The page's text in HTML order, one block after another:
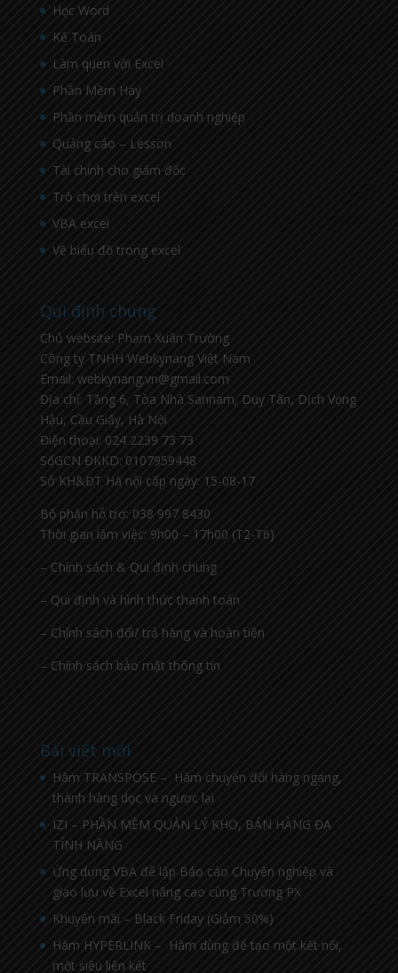
Học Word
Kế Toán
Làm quen với Excel
Phần Mềm Hay
Phần mềm quản trị doanh nghiệp
Quảng cáo – Lesson
Tài chính cho giám đốc
Trò chơi trên excel
VBA excel
Vẽ biểu đồ trong excel
Qui định chung
Chủ website: Phạm Xuân Trường
Công ty TNHH Webkynang Việt Nam
Email: webkynang.vn@gmail.com
Địa chỉ: Tầng 6, Tòa Nhà Sannam, Duy Tân, Dịch Vọng
Hậu, Cầu Giấy, Hà Nội
Điện thoại: 024 2239 73 73
SốGCN ĐKKD: 0107959448
Sở KH&ĐT Hà nội cấp ngày: 15-08-17
Bộ phận hỗ trợ: 038 997 8430
Thời gian làm việc: 9h00 – 17h00 (T2-T6)
– Chính sách & Qui định chung
– Qui định và hình thức thanh toán
– Chính sách đổi/ trả hàng và hoàn tiền
– Chính sách bảo mật thông tin
Bài viết mới
Hàm TRANSPOSE – Hàm chuyển đổi hàng ngang,
thành hàng dọc và ngược lại
IZI – PHẦN MỀM QUẢN LÝ KHO, BÁN HÀNG ĐA
TÍNH NĂNG
Ứng dụng VBA để lập Báo cáo Chuyên nghiệp và
giao lưu về Excel nâng cao cùng Trường PX
Khuyến mãi – Black Friday (Giảm 50%)
Hàm HYPERLINK – Hàm dùng để tạo một kết nối,
một siêu liên kết